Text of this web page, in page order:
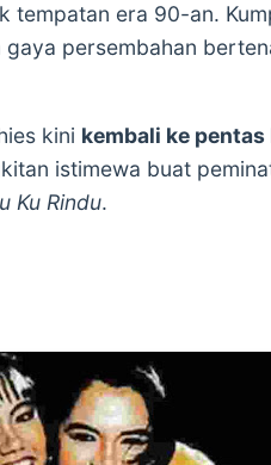
tempatan era 90-an.
persembahan
kini kembali ke
istimewa buat
Ku Rindu.